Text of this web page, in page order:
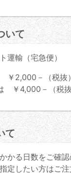
いて
運輸（宅急便）
2,000－（税抜）
￥4,000－（税抜
て
かる日数をご確
定したい方はご